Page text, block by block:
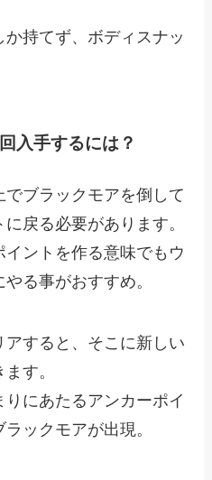
持てず、ボディスナッ
入手するには？
ブラックモアを倒して
戻る必要があります。
ントを作る意味でもウ
る事がおすすめ。
すると、そこに新しい
す。
にあたるアンカーポイ
ックモアが出現。